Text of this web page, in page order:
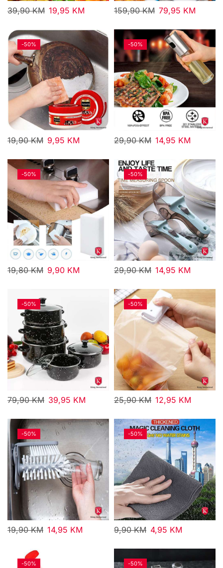
39,90KM 19,95 KM 159,90KM 79,95 KM
-50%
19,90KM 9,95 KM
-50%
29,90KM 14,95 KM
-50%
19,80KM 9,90 KM
-50%
29,90KM 14,95 KM
-50%
79,90KM 39,95 KM
-50%
25,90KM 12,95 KM
-50%
19,90KM 14,95 KM
-50%
9,90KM 4,95 KM
-50% -50%